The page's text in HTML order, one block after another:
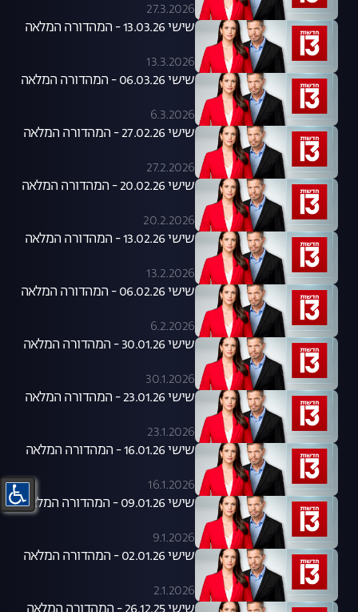
27.3.2026
שישי 13.03.26 - המהדורה המלאה
13.3.2026
שישי 06.03.26 - המהדורה המלאה
6.3.2026
שישי 27.02.26 - המהדורה המלאה
27.2.2026
שישי 20.02.26 - המהדורה המלאה
20.2.2026
שישי 13.02.26 - המהדורה המלאה
13.2.2026
שישי 06.02.26 - המהדורה המלאה
6.2.2026
שישי 30.01.26 - המהדורה המלאה
30.1.2026
שישי 23.01.26 - המהדורה המלאה
23.1.2026
שישי 16.01.26 - המהדורה המלאה
16.1.2026
שישי 09.01.26 - המהדורה המלאה
9.1.2026
שישי 02.01.26 - המהדורה המלאה
2.1.2026